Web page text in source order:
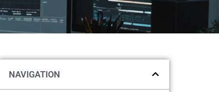
NAVIGATION